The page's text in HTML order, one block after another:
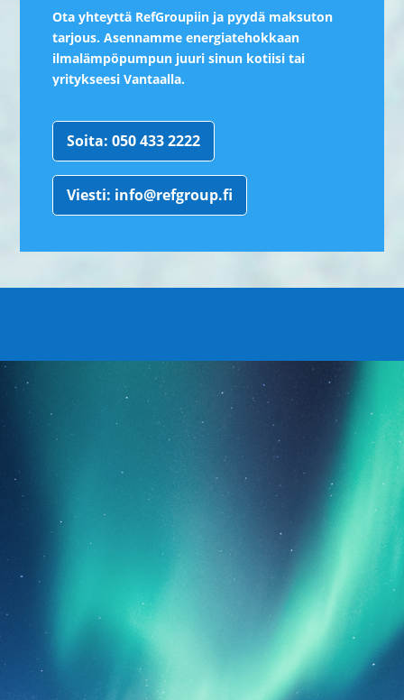
Ota yhteyttä RefGroupiin ja pyydä maksuton
tarjous. Asennamme energiatehokkaan
ilmalämpöpumpun juuri sinun kotiisi tai
yritykseesi Vantaalla.
Soita: 050 433 2222
Viesti: info@refgroup.fi
YHTEYSTIEDOT
YRITYS
Jäähdytinpalvelu RefGroup Oy
Y-tunnus 2022624-2
PUHELIN
+(358) 50 433 2222
SÄHKÖPOSTI